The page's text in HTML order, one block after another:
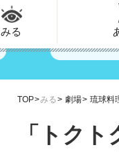
みる
TOP みる 劇場 琉球
「トク